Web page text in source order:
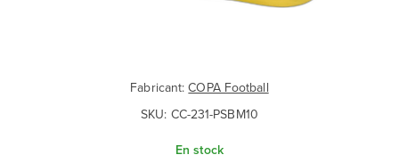
Fabricant: COPA Football
SKU: CC-231-PSBM10
En stock